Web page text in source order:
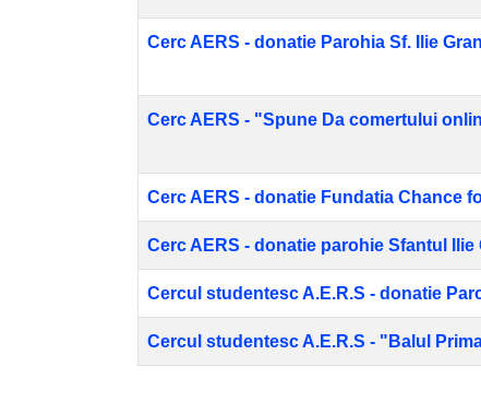
Cerc AERS - donatie Parohia Sf. Ilie
Cerc AERS - "Spune Da comertului
Cerc AERS - donatie Fundatia Chance
Cerc AERS - donatie parohie Sfantul Ilie
Cercul studentesc A.E.R.S - donatie
Cercul studentesc A.E.R.S - "Balul